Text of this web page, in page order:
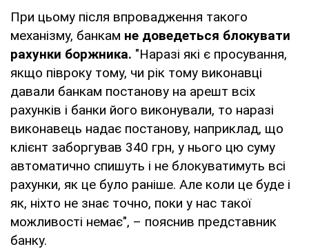
При цьому після впровадження такого
механізму, банкам не доведеться блокувати
рахунки боржника. "Наразі які є просування,
якщо півроку тому, чи рік тому виконавці
давали банкам постанову на арешт всіх
рахунків і банки його виконували, то наразі
виконавець надає постанову, наприклад, що
клієнт заборгував 340 грн, у нього цю суму
автоматично спишуть і не блокуватимуть всі
рахунки, як це було раніше. Але коли це буде і
як, ніхто не знає точно, поки у нас такої
можливості немає", – пояснив представник
банку.